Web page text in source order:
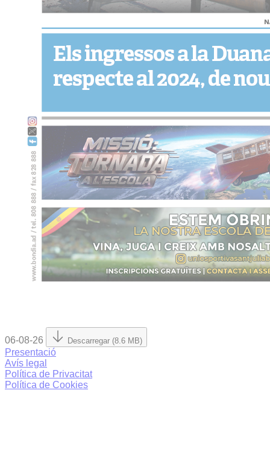
06-08-26 Descarregar (8.6 MB)
Presentació
Avís legal
Política de Privacitat
Política de Cookies